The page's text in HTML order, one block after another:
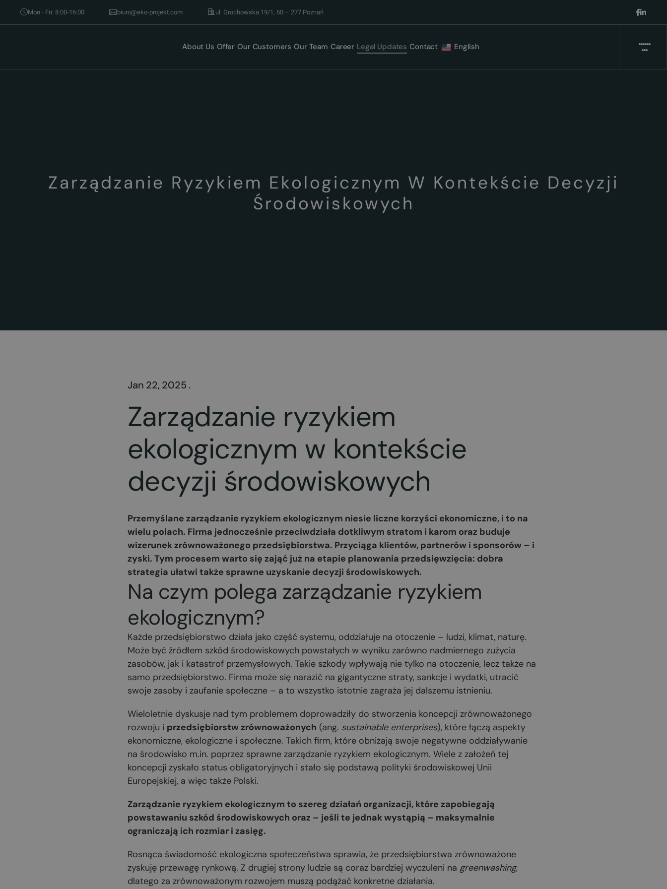
Mon - Fri: 8:00-16:00 biuro@eko-projekt.com ul. Grochowska 19/1, 60 – 277 Poznań
About Us Offer Our Customers Our Team Career Legal Updates Contact English
Zarządzanie Ryzykiem Ekologicznym W Kontekście Decyzji
Środowiskowych
Jan 22, 2025 .
Zarządzanie ryzykiem
ekologicznym w kontekście
decyzji środowiskowych
Przemyślane zarządzanie ryzykiem ekologicznym niesie liczne korzyści ekonomiczne, i to na
wielu polach. Firma jednocześnie przeciwdziała dotkliwym stratom i karom oraz buduje
wizerunek zrównoważonego przedsiębiorstwa. Przyciąga klientów, partnerów i sponsorów – i
zyski. Tym procesem warto się zająć już na etapie planowania przedsięwzięcia: dobra
strategia ułatwi także sprawne uzyskanie decyzji środowiskowych.
Na czym polega zarządzanie ryzykiem
ekologicznym?
Każde przedsiębiorstwo działa jako część systemu, oddziałuje na otoczenie – ludzi, klimat, naturę.
Może być źródłem szkód środowiskowych powstałych w wyniku zarówno nadmiernego zużycia
zasobów, jak i katastrof przemysłowych. Takie szkody wpływają nie tylko na otoczenie, lecz także na
samo przedsiębiorstwo. Firma może się narazić na gigantyczne straty, sankcje i wydatki, utracić
swoje zasoby i zaufanie społeczne – a to wszystko istotnie zagraża jej dalszemu istnieniu.
Wieloletnie dyskusje nad tym problemem doprowadziły do stworzenia koncepcji zrównoważonego
rozwoju i przedsiębiorstw zrównoważonych (ang. sustainable enterprises), które łączą aspekty
ekonomiczne, ekologiczne i społeczne. Takich firm, które obniżają swoje negatywne oddziaływanie
na środowisko m.in. poprzez sprawne zarządzanie ryzykiem ekologicznym. Wiele z założeń tej
koncepcji zyskało status obligatoryjnych i stało się podstawą polityki środowiskowej Unii
Europejskiej, a więc także Polski.
Zarządzanie ryzykiem ekologicznym to szereg działań organizacji, które zapobiegają
powstawaniu szkód środowiskowych oraz – jeśli te jednak wystąpią – maksymalnie
ograniczają ich rozmiar i zasięg.
Rosnąca świadomość ekologiczna społeczeństwa sprawia, że przedsiębiorstwa zrównoważone
zyskuję przewagę rynkową. Z drugiej strony ludzie są coraz bardziej wyczuleni na greenwashing,
dlatego za zrównoważonym rozwojem muszą podążać konkretne działania.